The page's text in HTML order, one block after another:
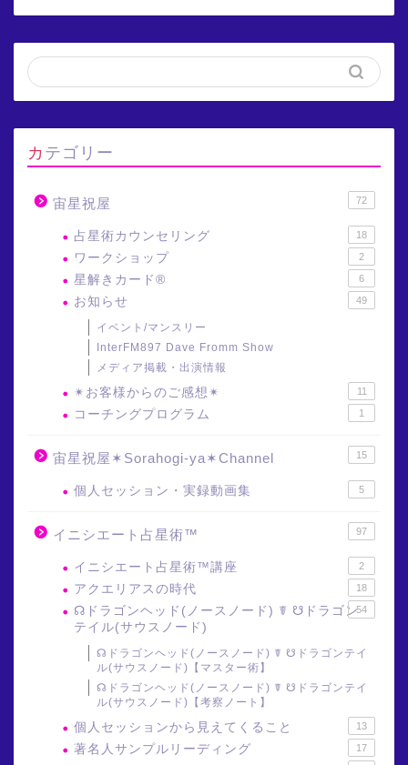
カテゴリー
宙星祝屋 72
占星術カウンセリング 18
ワークショップ 2
星解きカード® 6
お知らせ 49
イベント/マンスリー
InterFM897 Dave Fromm Show
メディア掲載・出演情報
✴︎お客様からのご感想✴︎ 11
コーチングプログラム 1
宙星祝屋✶Sorahogi-ya✶Channel 15
個人セッション・実録動画集 5
イニシエート占星術™ 97
イニシエート占星術™講座 2
アクエリアスの時代 18
☊ドラゴンヘッド(ノースノード) ☤ ☋ドラゴン
テイル(サウスノード)
54
☊ドラゴンヘッド(ノースノード) ☤ ☋ドラゴンテイ
ル(サウスノード)【マスター術】
☊ドラゴンヘッド(ノースノード) ☤ ☋ドラゴンテイ
ル(サウスノード)【考察ノート】
個人セッションから見えてくること 13
著名人サンプルリーディング 17